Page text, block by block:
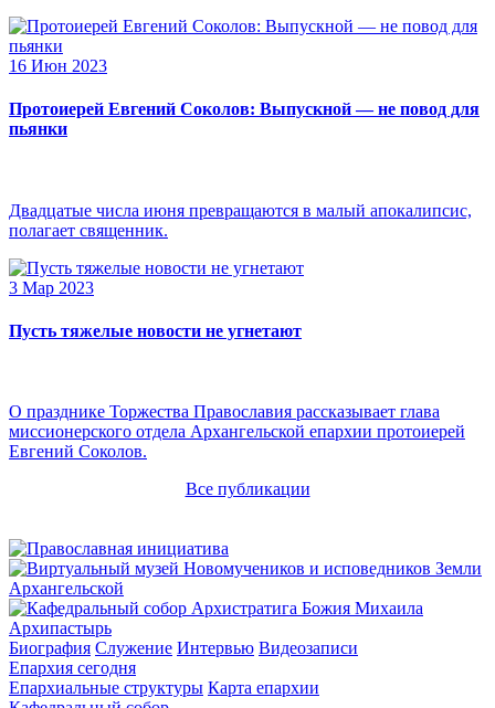
16 Июн 2023
Протоиерей Евгений Соколов: Выпускной — не повод для
пьянки
Двадцатые числа июня превращаются в малый апокалипсис,
полагает священник.
3 Мар 2023
Пусть тяжелые новости не угнетают
О празднике Торжества Православия рассказывает глава
миссионерского отдела Архангельской епархии протоиерей
Евгений Соколов.
Все публикации
Архипастырь
Биография Служение Интервью Видеозаписи
Епархия сегодня
Епархиальные структуры Карта епархии